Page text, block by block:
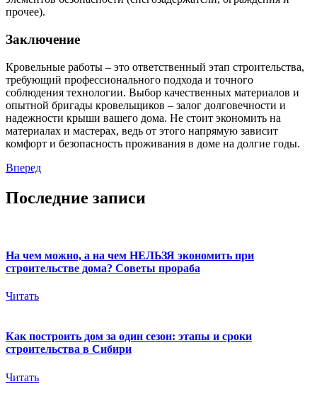
прочее).
Заключение
Кровельные работы – это ответственный этап строительства,
требующий профессионального подхода и точного
соблюдения технологии. Выбор качественных материалов и
опытной бригады кровельщиков – залог долговечности и
надежности крыши вашего дома. Не стоит экономить на
материалах и мастерах, ведь от этого напрямую зависит
комфорт и безопасность проживания в доме на долгие годы.
Вперед
Последние записи
На чем можно, а на чем НЕЛЬЗЯ экономить при
строительстве дома? Советы прораба
Читать
Как построить дом за один сезон: этапы и сроки
строительства в Сибири
Читать